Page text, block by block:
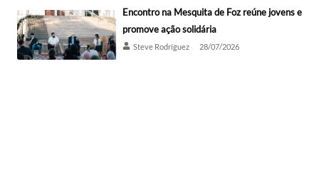
Encontro na Mesquita de Foz reúne jovens e
promove ação solidária
Steve Rodríguez 28/07/2026